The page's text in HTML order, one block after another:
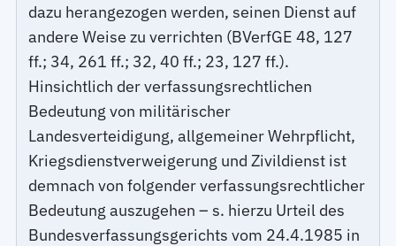
dazu herangezogen werden, seinen Dienst auf
andere Weise zu verrichten (BVerfGE 48, 127
ff.; 34, 261 ff.; 32, 40 ff.; 23, 127 ff.).
Hinsichtlich der verfassungsrechtlichen
Bedeutung von militärischer
Landesverteidigung, allgemeiner Wehrpflicht,
Kriegsdienstverweigerung und Zivildienst ist
demnach von folgender verfassungsrechtlicher
Bedeutung auszugehen – s. hierzu Urteil des
Bundesverfassungsgerichts vom 24.4.1985 in